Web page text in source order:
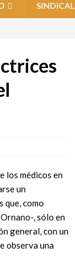
SINDICAL
los médicos en
un
que, como
, sólo en
general, con un
observa una